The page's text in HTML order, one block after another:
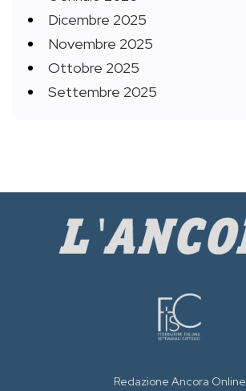
Dicembre 2025
Novembre 2025
Ottobre 2025
Settembre 2025
Redazione Ancora Online